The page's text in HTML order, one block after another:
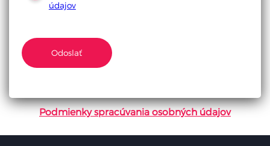
údajov
Skúste to znova a uistite sa, že ste vyplnili všetky
povinné polia. Ak to nefunguje, kontaktujte nás e-
Odoslať
Podmienky spracúvania osobných údajov